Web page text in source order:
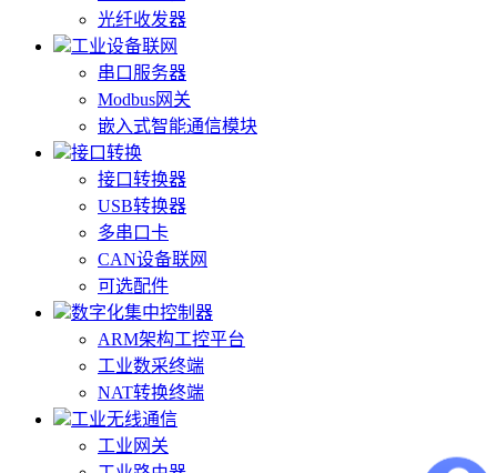
光纤收发器
工业设备联网
串口服务器
Modbus网关
嵌入式智能通信模块
接口转换
接口转换器
USB转换器
多串口卡
CAN设备联网
可选配件
数字化集中控制器
ARM架构工控平台
工业数采终端
NAT转换终端
工业无线通信
工业网关